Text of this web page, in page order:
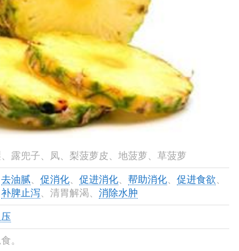
露兜子、凤、梨菠萝皮、地菠萝、草菠萝
去油腻、 促消化、 促进消化、 帮助消化、 促进食欲
补脾止泻、清胃解渴、 消除水肿
。